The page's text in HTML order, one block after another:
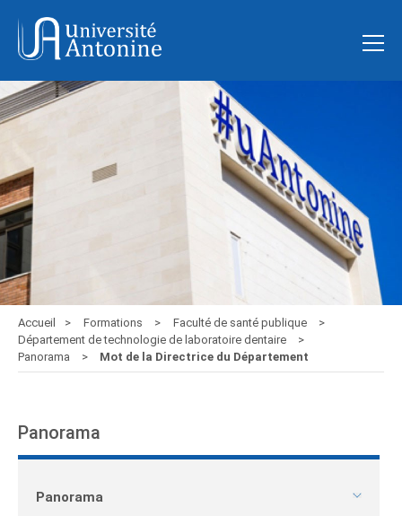
Accueil Formations
Faculté de santé publique
Département de technologie de laboratoire dentaire
Panorama
Mot de la Directrice du Département
Panorama
Panorama